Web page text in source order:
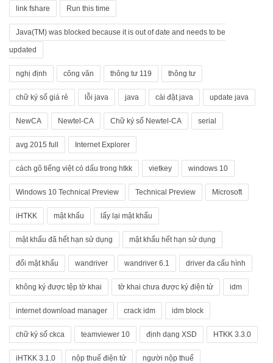
link fshare Run this time
Java(TM) was blocked because it is out of date and needs to be
updated
nghị định công văn thông tư 119 thông tư
chữ ký số giá rẻ lỗi java java cài đặt java update java
NewCA Newtel-CA Chữ ký số Newtel-CA serial
avg 2015 full Internet Explorer
cách gõ tiếng việt có dấu trong htkk vietkey windows 10
Windows 10 Technical Preview Technical Preview Microsoft
iHTKK mật khẩu lấy lại mật khẩu
mật khẩu đã hết hạn sử dụng mật khẩu hết hạn sử dụng
đổi mật khẩu wandriver wandriver 6.1 driver đa cấu hình
không ký được tệp tờ khai tờ khai chưa được ký điện tử idm
internet download manager crack idm idm block
chữ ký số ckca teamviewer 10 định dạng XSD HTKK 3.3.0
iHTKK 3.1.0 nộp thuế điện tử người nộp thuế